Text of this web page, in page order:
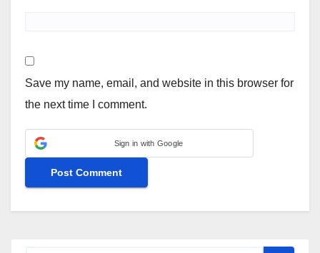
Save my name, email, and website in this browser for
the next time I comment.
Sign in with Google